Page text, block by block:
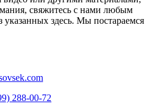
свяжитесь с нами любым
здесь. Мы постараемся
288-00-72